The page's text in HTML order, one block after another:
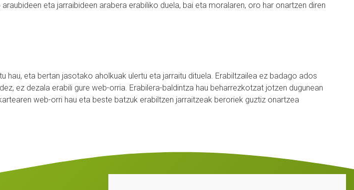
eta jarraibideen arabera erabiliko duela, bai eta moralaren, oro har onartzen diren
hau, eta bertan jasotako aholkuak ulertu eta jarraitu dituela. Erabiltzailea ez badago ados
ez dezala erabili gure web-orria. Erabilera-baldintza hau beharrezkotzat jotzen dugunean
web-orri hau eta beste batzuk erabiltzen jarraitzeak beroriek guztiz onartzea